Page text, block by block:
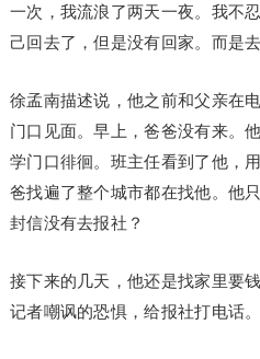
一次，我流浪了两天一夜。我不
己回去了，但是没有回家。而是
徐孟南描述说，他之前和父亲在
门口见面。早上，爸爸没有来。
学门口徘徊。班主任看到了他，
爸找遍了整个城市都在找他。他
封信没有去报社？
接下来的几天，他还是找家里要
记者嘲讽的恐惧，给报社打电话。